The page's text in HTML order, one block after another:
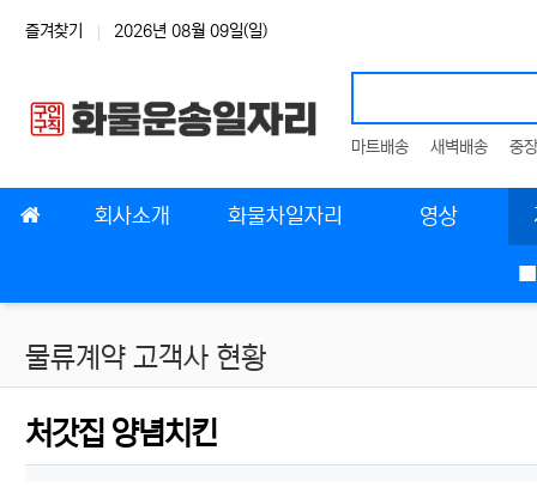
상단 네비
즐겨찾기 2026년 08월 09일(일)
마트배송 새벽배송 중
메인 메뉴회사소개 화물차일자리 영상
■
물류계약 고객사 현황
처갓집 양념치킨